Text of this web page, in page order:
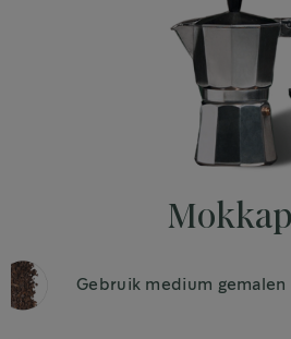
Gebruik medium gemalen